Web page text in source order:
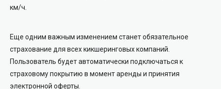
км/ч.
Еще одним важным изменением станет обязательное
страхование для всех кикшеринговых компаний.
Пользователь будет автоматически подключаться к
страховому покрытию в момент аренды и принятия
электронной оферты.